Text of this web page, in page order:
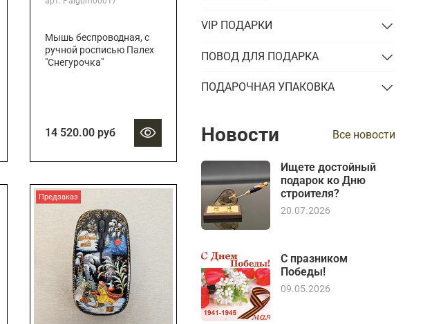
Мышь беспроводная, с
ручной росписью Палех
"Снегурочка"
14 520.00 руб
Предзаказ
VIP ПОДАРКИ
ПОВОД ДЛЯ ПОДАРКА
ПОДАРОЧНАЯ УПАКОВКА
Новости Все новости
Ищете достойный
подарок ко Дню
строителя?
20.07.2026
С празником
Победы!
09.05.2026